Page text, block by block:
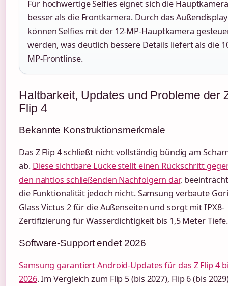
Für hochwertige Selfies eignet sich die Hauptkamera
besser als die Frontkamera. Durch das Außendisplay
können Selfies mit der 12-MP-Hauptkamera
werden, was deutlich bessere Details liefert als die
MP-Frontlinse.
Haltbarkeit, Updates und Probleme der
Flip 4
Bekannte Konstruktionsmerkmale
Das Z Flip 4 schließt nicht vollständig bündig am
ab. Diese sichtbare Lücke stellt einen Rückschritt
den nahtlos schließenden Nachfolgern dar,
die Funktionalität jedoch nicht. Samsung verbaute
Glass Victus 2 für die Außenseiten und sorgt mit IPX8-
Zertifizierung für Wasserdichtigkeit bis 1,5 Meter Tiefe.
Software-Support endet 2026
Samsung garantiert Android-Updates für das Z Flip 4
2026. Im Vergleich zum Flip 5 (bis 2027), Flip 6 (bis